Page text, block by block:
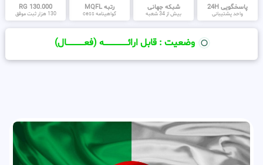
پاسخگویی 24H
واحد پشتیبانی
شبکه جهانی
بیش از 34 شعبه
رتبه MQFL
گواهینامه cess
130.000 RG
130 هزار ثبت موفق
وضعیت : قابل ارائــــــــــــــــــــه (فعـــــــــــــــال)